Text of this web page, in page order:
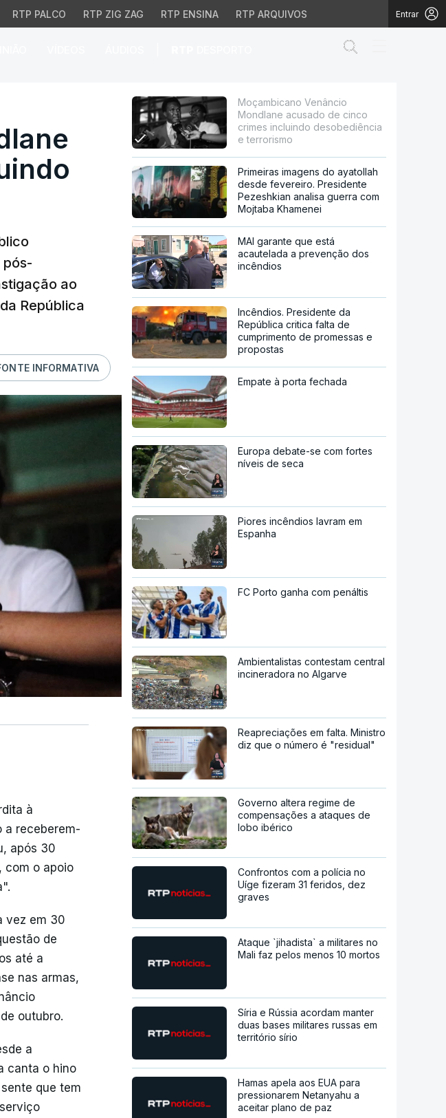
RTP PALCO RTP ZIG ZAG RTP ENSINA RTP ARQUIVOS Entrar
acusado de cinco crimes
ao
República
INFORMATIVA
à
a receberem-
após 30
com o apoio
vez em 30
de
até a
nas armas,
outubro.
a
canta o hino
que tem
Moçambicano Venâncio
Mondlane acusado de cinco
crimes incluindo desobediência
e terrorismo
Primeiras imagens do ayatollah
desde fevereiro. Presidente
Pezeshkian analisa guerra com
Mojtaba Khamenei
MAI garante que está
acautelada a prevenção dos
incêndios
Incêndios. Presidente da
República critica falta de
cumprimento de promessas e
propostas
Empate à porta fechada
Europa debate-se com fortes
níveis de seca
Piores incêndios lavram em
Espanha
FC Porto ganha com penáltis
Ambientalistas contestam central
incineradora no Algarve
Reapreciações em falta. Ministro
diz que o número é "residual"
Governo altera regime de
compensações a ataques de
lobo ibérico
Confrontos com a polícia no
Uíge fizeram 31 feridos, dez
graves
Ataque `jihadista` a militares no
Mali faz pelos menos 10 mortos
Síria e Rússia acordam manter
duas bases militares russas em
território sírio
Hamas apela aos EUA para
pressionarem Netanyahu a
aceitar plano de paz